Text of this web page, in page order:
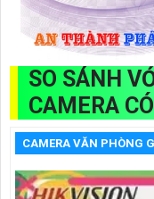
SO SÁNH
CAMERA
CAMERA VĂN PHÒNG